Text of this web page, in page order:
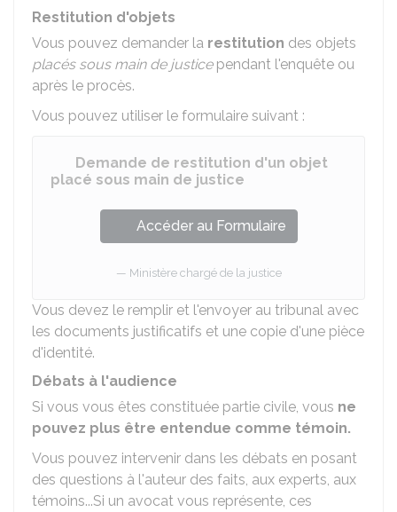
Restitution d'objets
Vous pouvez demander la restitution des objets
placés sous main de justicependant l'enquête ou
après le procès.
Vous pouvez utiliser le formulaire suivant :
Demande de restitution d'un objet
placé sous main de justice
Accéder au Formulaire
Ministère chargé de la justice
Vous devez le remplir et l'envoyer au tribunal avec
les documents justificatifs et une copie d'une pièce
d'identité.
Débats à l'audience
Si vous vous êtes constituée partie civile, vous ne
pouvez plus être entendue comme témoin.
Vous pouvez intervenir dans les débats en posant
des questions à l'auteur des faits, aux experts, aux
témoins...Si un avocat vous représente, ces